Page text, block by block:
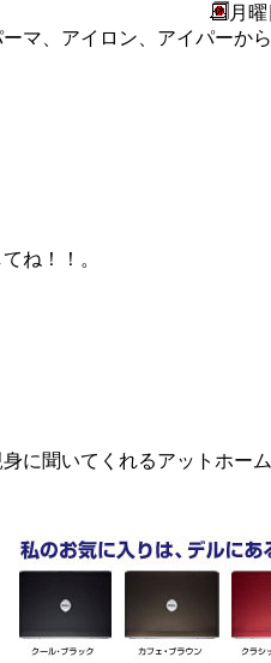
月
マ、アイロン、アイパーか
ね！！。
に聞いてくれるアットホー